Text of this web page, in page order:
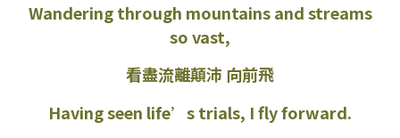
Wandering through mountains and streams
so vast,
看盡流離顛沛 向前飛
Having seen life’s trials, I fly forward.